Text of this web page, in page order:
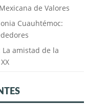
de Valores
Cuauhtémoc:
La amistad de la